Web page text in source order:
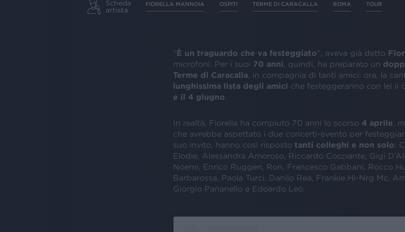
Scheda
artista
FIORELLA MANNOIA OSPITI TERME DI CARACALLA ROMA TOUR
“È un traguardo che va festeggiato”, aveva già detto
microfoni. Per i suoi 70 anni , quindi, ha preparato un
Terme di Caracalla , in compagnia di tanti amici: ora, la
lunghissima lista degli amici che festeggeranno con lei il
e il 4 giugno
In realtà, Fiorella ha compiuto 70 anni lo scorso 4 aprile ,
che avrebbe aspettato i due concerti-evento per
suo invito, hanno così risposto tanti colleghi e non solo:
Elodie, Alessandra Amoroso, Riccardo Cocciante, Gigi
Noemi, Enrico Ruggeri, Ron, Francesco Gabbani, Rocco
Barbarossa, Paola Turci, Danilo Rea, Frankie Hi-Nrg Mc,
Giorgio Panariello e Edoardo Leo.